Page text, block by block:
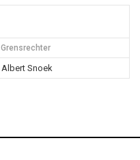
Grensrechter
Albert Snoek